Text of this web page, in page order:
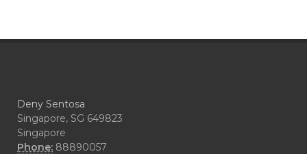
#CRAVING
#CREAM
#CUCI
#DECAY
#DEEP RELIEF
#DEMO
Deny Sentosa
Singapore, SG 649823
Singapore
Phone: 88890057